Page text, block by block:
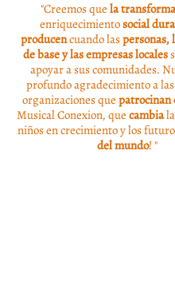
"Creemos que la
enriquecimientosocial
producencuando laspersonas,
de base y las empresas locales
apoyar a sus comunidades.
profundo agradecimiento a
organizaciones que patrocinan
Musical Conexion, que cambia
niños en crecimiento y los
del mundo! "